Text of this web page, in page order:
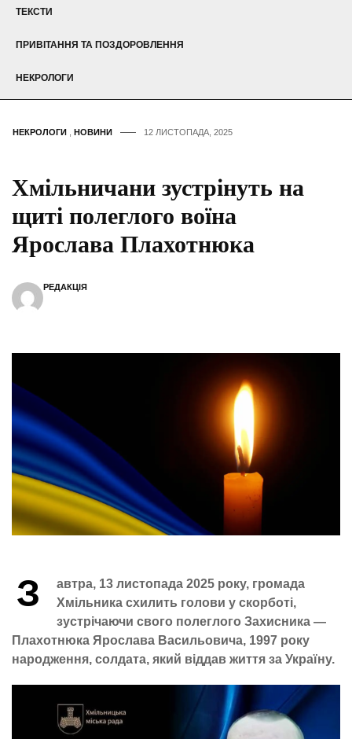
ТЕКСТИ
ПРИВІТАННЯ ТА ПОЗДОРОВЛЕННЯ
НЕКРОЛОГИ
НЕКРОЛОГИ НОВИНИ 12 ЛИСТОПАДА, 2025
Хмільничани зустрінуть на
щиті полеглого воїна
Ярослава Плахотнюка
РЕДАКЦІЯ
З
автра, 13 листопада 2025 року, громада
Хмільника схилить голови у скорботі,
зустрічаючи свого полеглого Захисника —
Плахотнюка Ярослава Васильовича, 1997 року
народження, солдата, який віддав життя за Україну.